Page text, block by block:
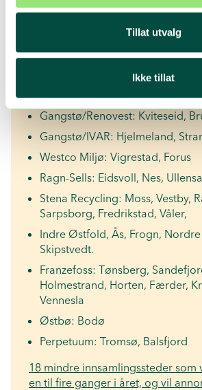
Tillat utvalg
Ikke tillat
Norsk Gjenvinning: Sarpsborg,
Seljord (Bygdi, Flatdal,
Fitjar, Sortland (Bømlo)
Gangstø/Renovest: Kviteseid,
Gangstø/IVAR: Hjelmeland,
Westco Miljø: Vigrestad, Forus
Ragn-Sells: Eidsvoll, Nes,
Stena Recycling: Moss, Vestby,
Sarpsborg, Fredrikstad, Våler,
Indre Østfold, Ås, Frogn,
Skipstvedt.
Franzefoss: Tønsberg,
Holmestrand, Horten, Færder,
Vennesla
Østbø: Bodø
Perpetuum: Tromsø, Balsfjord
18 mindre innsamlingssteder som
en til fire ganger i året, og vil